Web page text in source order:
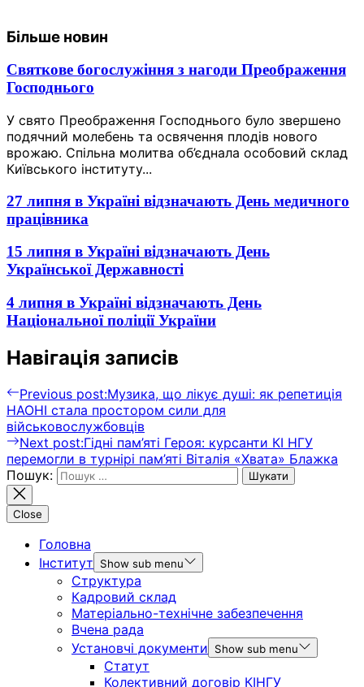
Більше новин
Святкове богослужіння з нагоди Преображення
Господнього
У свято Преображення Господнього було звершено
подячний молебень та освячення плодів нового
врожаю. Спільна молитва об’єднала особовий склад
Київського інституту...
27 липня в Україні відзначають День медичного
працівника
15 липня в Україні відзначають День
Української Державності
4 липня в Україні відзначають День
Національної поліції України
Навігація записів
Previous post:Музика, що лікує душі: як репетиція
НАОНІ стала простором сили для
військовослужбовців
Next post:Гідні пам’яті Героя: курсанти КІ НГУ
перемогли в турнірі пам’яті Віталія «Хвата» Блажка
Пошук:
Close
Головна
Інститут
Show sub menu
Структура
Кадровий склад
Матеріально-технічне забезпечення
Вчена рада
Установчі документи
Show sub menu
Статут
Колективний договір КІНГУ